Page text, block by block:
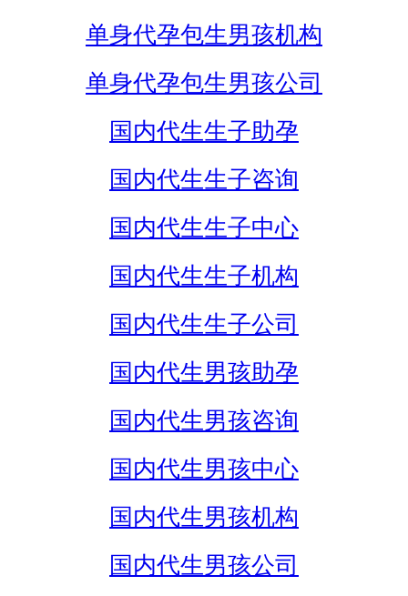
单身代孕包生男孩机构
单身代孕包生男孩公司
国内代生生子助孕
国内代生生子咨询
国内代生生子中心
国内代生生子机构
国内代生生子公司
国内代生男孩助孕
国内代生男孩咨询
国内代生男孩中心
国内代生男孩机构
国内代生男孩公司